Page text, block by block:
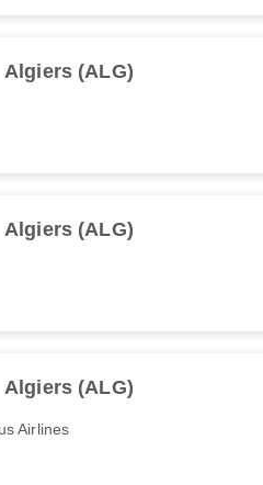
Algiers (ALG)
Algiers (ALG)
Algiers (ALG)
Airlines